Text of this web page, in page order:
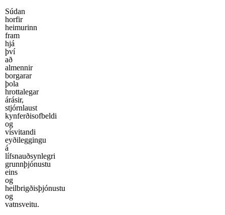
Súdan
horfir
heimurinn
fram
hjá
því
að
almennir
borgarar
þola
hrottalegar
árásir,
stjórnlaust
kynferðisofbeldi
og
vísvitandi
eyðileggingu
á
lífsnauðsynlegri
grunnþjónustu
eins
og
heilbrigðisþjónustu
og
vatnsveitu.